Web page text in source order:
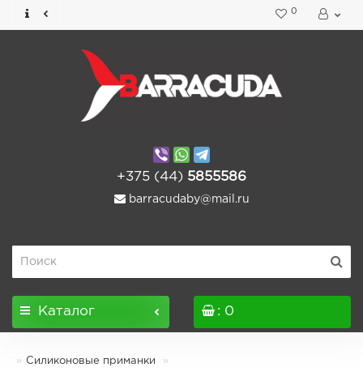
0
+375 (44) 5855586
barracudaby@mail.ru
Каталог : 0
Силиконовые приманки